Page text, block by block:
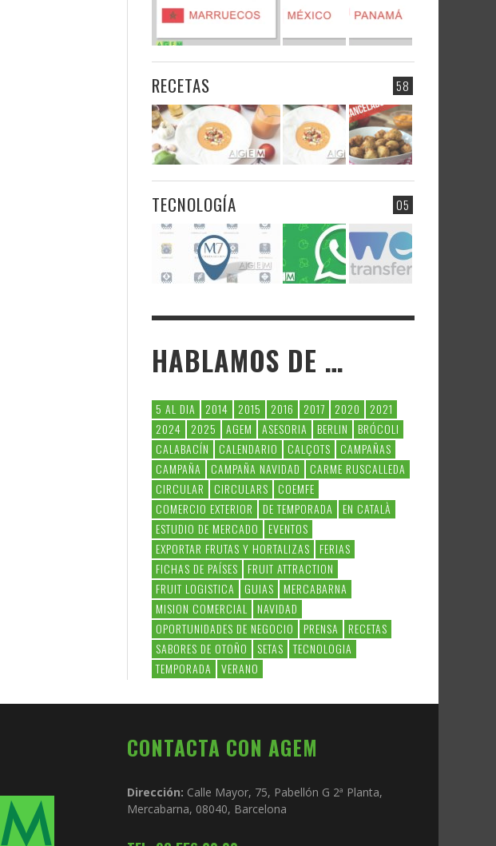
58
RECETAS
05
TECNOLOGÍA
HABLAMOS DE …
5 AL DIA 2014 2015 2016 2017 2020
2021
2024
2025 AGEM ASESORIA BERLIN
BRÓCOLI
CALABACÍN
CALENDARIO CALÇOTS
CAMPAÑAS
CAMPAÑA
CAMPAÑA NAVIDAD
CARME RUSCALLEDA
CIRCULAR
CIRCULARS
COEMFE
COMERCIO EXTERIOR
DE TEMPORADA
EN CATALÀ
ESTUDIO DE MERCADO
EVENTOS
EXPORTAR FRUTAS Y HORTALIZAS
FERIAS
FICHAS DE PAÍSES
FRUIT ATTRACTION
FRUIT LOGISTICA
GUIAS
MERCABARNA
MISION COMERCIAL
NAVIDAD
OPORTUNIDADES DE NEGOCIO
PRENSA
RECETAS
SABORES DE OTOÑO
SETAS
TECNOLOGIA
TEMPORADA
VERANO
CONTACTA CON AGEM
Dirección: Calle Mayor, 75, Pabellón G 2ª Planta,
Mercabarna, 08040, Barcelona